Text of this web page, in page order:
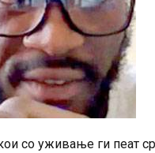
со уживање ги пеат